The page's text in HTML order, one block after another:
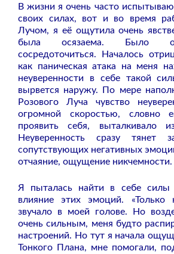
В жизни я очень часто испытываю
своих силах, вот и во время
Лучом, я её ощутила очень
была осязаема. Было
сосредоточиться. Началось
как паническая атака на меня
неуверенности в себе такой
вырвется наружу.
По мере
Розового Луча чувство
огромной скоростью, словно
проявить себя, выталкивало
Неуверенность сразу тянет
сопутствующих негативных
отчаяние, ощущение никчемности.
Я пыталась найти в себе силы
влияние этих эмоций. «Только
звучало в моей голове. Но
очень сильным, меня будто
настроений. Но тут я начала
Тонкого Плана, мне помогали,